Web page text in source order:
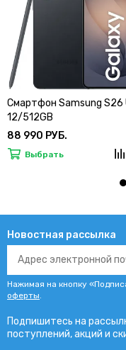
Смартфон Samsung S26
12/512GB
88 990 РУБ.
Выбрать
Новостная рассылка
Нажимая на кнопку
оферты
Подпишитесь на
поступлений, акций и